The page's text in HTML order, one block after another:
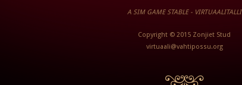
A SIM GAME STABLE - VIRTUAALITALLI
Copyright © 2015 Zonjiet Stud
virtuaali@vahtipossu.org